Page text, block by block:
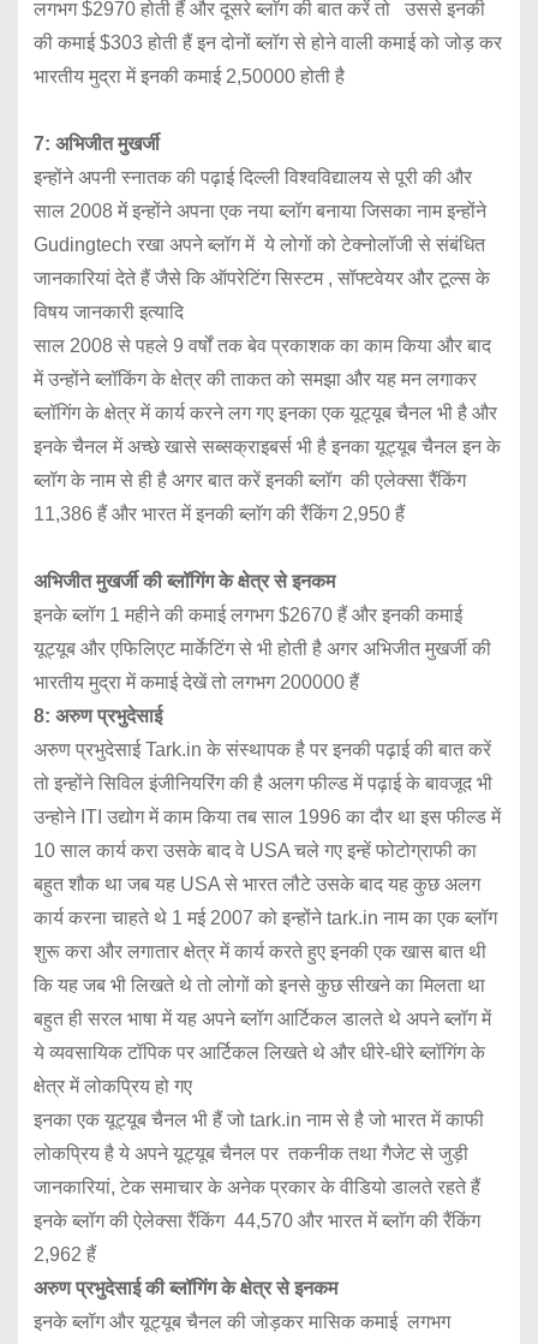
लगभग $2970 होती हैं और दूसरे ब्लाॅग की बात करें तो उससे इनकी
की कमाई $303 होती हैं इन दोनों ब्लॉग से होने वाली कमाई को जोड़ कर
भारतीय मुद्रा में इनकी कमाई 2,50000 होती है
7: अभिजीत मुखर्जी
इन्होंने अपनी स्नातक की पढ़ाई दिल्ली विश्वविद्यालय से पूरी की और
साल 2008 में इन्होंने अपना एक नया ब्लॉग बनाया जिसका नाम इन्होंने
Gudingtech रखा अपने ब्लॉग में ये लोगों को टेक्नोलॉजी से संबंधित
जानकारियां देते हैं जैसे कि ऑपरेटिंग सिस्टम , सॉफ्टवेयर और टूल्स के
विषय जानकारी इत्यादि
साल 2008 से पहले 9 वर्षों तक बेव प्रकाशक का काम किया और बाद
में उन्होंने ब्लॉकिंग के क्षेत्र की ताकत को समझा और यह मन लगाकर
ब्लॉगिंग के क्षेत्र में कार्य करने लग गए इनका एक यूट्यूब चैनल भी है और
इनके चैनल में अच्छे खासे सब्सक्राइबर्स भी है इनका यूट्यूब चैनल इन के
ब्लॉग के नाम से ही है अगर बात करें इनकी ब्लॉग की एलेक्सा रैंकिंग
11,386 हैं और भारत में इनकी ब्लाॅग की रैंकिंग 2,950 हैं
अभिजीत मुखर्जी की ब्लॉगिंग के क्षेत्र से इनकम
इनके ब्लॉग 1 महीने की कमाई लगभग $2670 हैं और इनकी कमाई
यूट्यूब और एफिलिएट मार्केटिंग से भी होती है अगर अभिजीत मुखर्जी की
भारतीय मुद्रा में कमाई देखें तो लगभग 200000 हैं
8: अरुण प्रभुदेसाई
अरुण प्रभुदेसाई Tark.in के संस्थापक है पर इनकी पढ़ाई की बात करें
तो इन्होंने सिविल इंजीनियरिंग की है अलग फील्ड में पढ़ाई के बावजूद भी
उन्होने ITI उद्योग में काम किया तब साल 1996 का दौर था इस फील्ड में
10 साल कार्य करा उसके बाद वे USA चले गए इन्हें फोटोग्राफी का
बहुत शौक था जब यह USA से भारत लौटे उसके बाद यह कुछ अलग
कार्य करना चाहते थे 1 मई 2007 को इन्होंने tark.in नाम का एक ब्लॉग
शुरू करा और लगातार क्षेत्र में कार्य करते हुए इनकी एक खास बात थी
कि यह जब भी लिखते थे तो लोगों को इनसे कुछ सीखने का मिलता था
बहुत ही सरल भाषा में यह अपने ब्लॉग आर्टिकल डालते थे अपने ब्लॉग में
ये व्यवसायिक टॉपिक पर आर्टिकल लिखते थे और धीरे-धीरे ब्लॉगिंग के
क्षेत्र में लोकप्रिय हो गए
इनका एक यूट्यूब चैनल भी हैं जो tark.in नाम से है जो भारत में काफी
लोकप्रिय है ये अपने यूट्यूब चैनल पर तकनीक तथा गैजेट से जुड़ी
जानकारियां, टेक समाचार के अनेक प्रकार के वीडियो डालते रहते हैं
इनके ब्लॉग की ऐलेक्सा रैंकिंग 44,570 और भारत में ब्लाॅग की रैंकिंग
2,962 हैं
अरुण प्रभुदेसाई की ब्लॉगिंग के क्षेत्र से इनकम
इनके ब्लॉग और यूट्यूब चैनल की जोड़कर मासिक कमाई लगभग